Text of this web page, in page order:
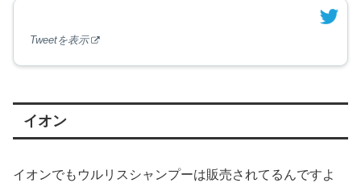
Tweetを表示
イオン
イオンでもウルリスシャンプーは販売されてるんですよ